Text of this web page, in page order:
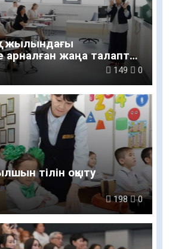
жылындағы
арналған жаңа талаптар
149 0
тілін оқыту
198 0